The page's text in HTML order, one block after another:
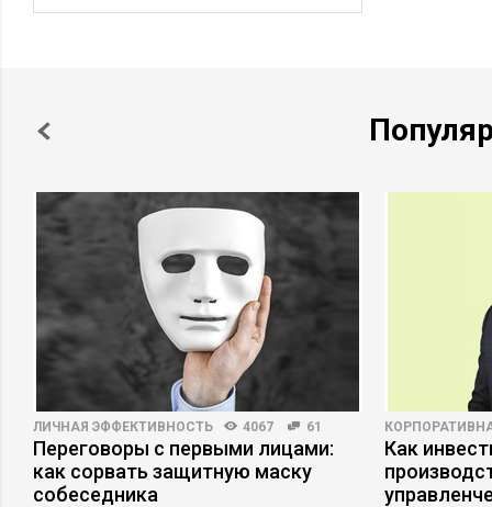
ЛИЧНАЯ ЭФФЕКТИВНОСТЬ 4067 61
Переговоры с первыми лицами:
как сорвать защитную маску
собеседника
Как